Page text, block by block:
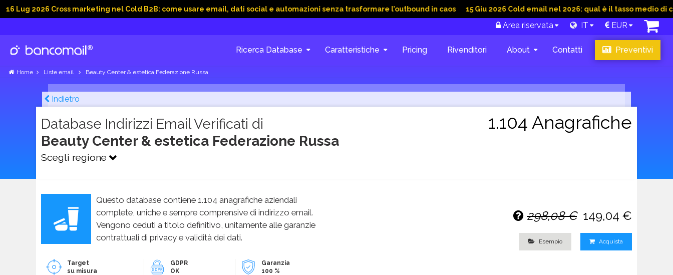
Cross marketing nel Cold B2B: come usare email, dati social e automazioni senza trasformare l’outbound in caos 15 Giu 2026 Cold email nel 2026: qual è il tasso medio di
Area riservata IT EUR
Ricerca Database Caratteristiche Pricing Rivenditori About Contatti Preventivi
Home Liste email Beauty Center & estetica Federazione Russa
Indietro
Database Indirizzi Email Verificati di
Beauty Center & estetica Federazione Russa
Scegli regione
1.104 Anagrafiche
Questo database contiene 1.104 anagrafiche aziendali
complete, uniche e sempre comprensive di indirizzo email.
Vengono ceduti a titolo definitivo, unitamente alle garanzie
contrattuali di privacy e validità dei dati.
Target
su misura
GDPR
OK
Garanzia
100 %
298,08 € 149,04 €
Esempio Acquista